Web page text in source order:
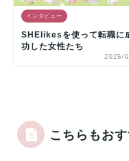
インタビュー
SHElikesを使って転職に
功した女性たち
2025/
こちらもお